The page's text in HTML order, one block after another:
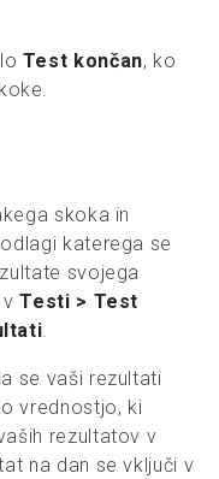
Test končan, ko
skoka in
katerega se
svojega
vTesti > Test
.
se vaši rezultati
vrednostjo, ki
rezultatov v
na dan se vključi v